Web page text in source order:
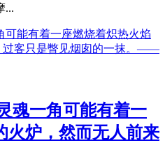
...
魂一角可能有着一
火炉，然而无人前来